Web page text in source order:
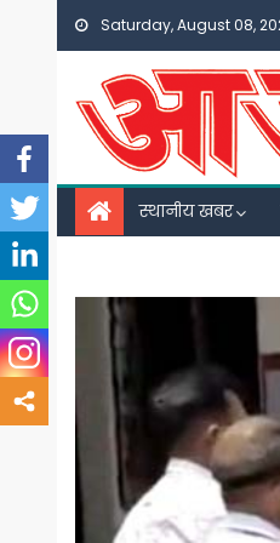
Skip
content
Saturday, August 08,
स्थानीय खबर